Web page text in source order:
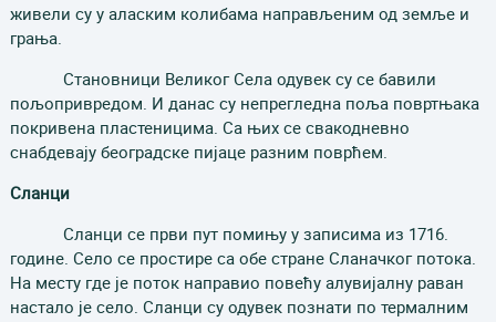
живели су у аласким колибама направљеним од земље и
грања.
Становници Великог Села одувек су се бавили
пољопривредом. И данас су непрегледна поља повртњака
покривена пластеницима. Са њих се свакодневно
снабдевају београдске пијаце разним поврћем.
Сланци
Сланци се први пут помињу у записима из 1716.
године. Село се простире са обе стране Сланачког потока.
На месту где је поток направио повећу алувијалну раван
настало је село. Сланци су одувек познати по термалним